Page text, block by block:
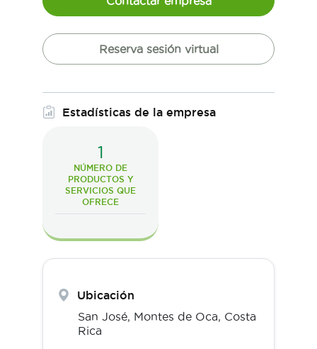
Reserva sesión virtual
Estadísticas de la empresa
1
NÚMERO DE
PRODUCTOS Y
SERVICIOS QUE
OFRECE
Ubicación
San José, Montes de Oca, Costa
Rica